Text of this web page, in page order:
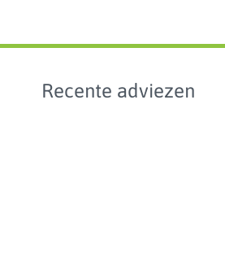
Recente adviezen